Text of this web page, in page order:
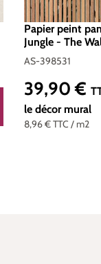
Papier peint
Jungle - The
AS-398531
AS-398531
8,96 €TTC/ m2
Prix régulier :
39,90 €
le décor mural